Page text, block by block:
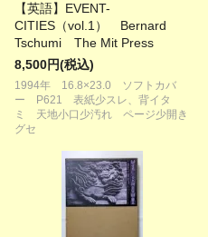
【英語】EVENT-
CITIES（vol.1） Bernard
Tschumi The Mit Press
8,500円(税込)
1994年 16.8×23.0 ソフトカバ
ー P621 表紙少スレ、背イタ
ミ 天地小口少汚れ ページ少開き
グセ